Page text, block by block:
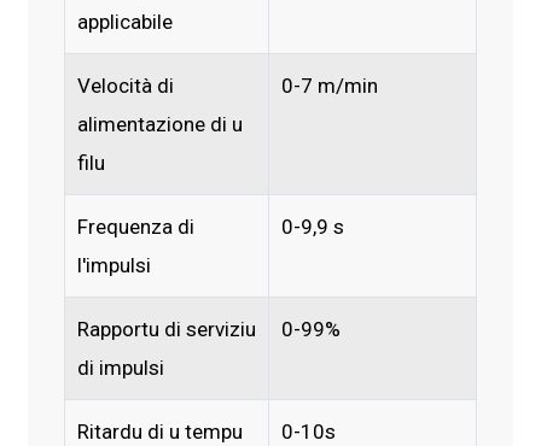
applicabile
Velocità di
alimentazione di u
filu
0-7 m/min
Frequenza di
l'impulsi
0-9,9 s
Rapportu di serviziu
di impulsi
0-99%
Ritardu di u tempu
0-10s